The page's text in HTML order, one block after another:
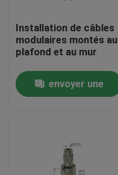
Maison
Installation de câbles
modulaires montés au
plafond et au mur
envoyer une